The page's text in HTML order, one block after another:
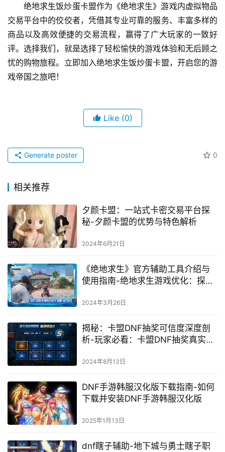
绝地求生饭炒蛋卡盟作为《绝地求生》游戏内虚拟物品
交易平台中的佼佼者，凭借其专业可靠的服务、丰富多样的
商品以及高效便捷的交易流程，赢得了广大玩家的一致好
评。选择我们，就是选择了轻松愉快的游戏体验和无后顾之
忧的购物旅程。立即加入绝地求生饭炒蛋卡盟，开启您的游
戏帝国之旅吧！
Like (0)
0
Generate poster
相关推荐
夕颜卡盟：一站式卡密交易平台探
秘-夕颜卡盟的优势与特色解析
2024年6月21日
《绝地求生》官方辅助工具介绍与
使用指南-绝地求生游戏优化：探索
2024年3月26日
揭秘：卡盟DNF抽奖可信度深度剖
析-玩家必看：卡盟DNF抽奖真实性
2024年8月13日
DNF手游韩服汉化版下载指南-如何
下载并安装DNF手游韩服汉化版
2025年1月13日
dnf瞎子辅助-地下城与勇士瞎子职